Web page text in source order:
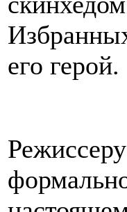
его герой.